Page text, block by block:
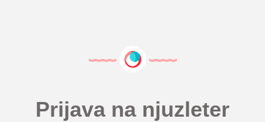
Prijava na njuzleter